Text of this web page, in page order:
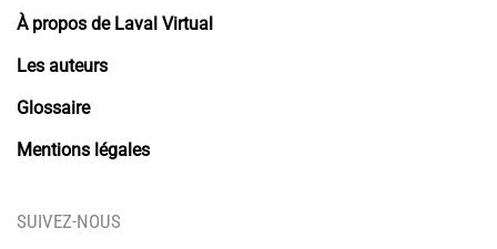
À propos de Laval Virtual
Les auteurs
Glossaire
Mentions légales
SUIVEZ-NOUS